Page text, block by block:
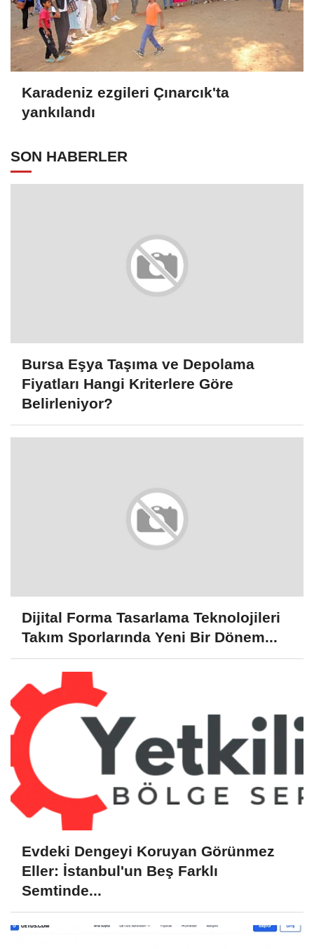
Karadeniz ezgileri Çınarcık'ta
yankılandı
SON HABERLER
Bursa Eşya Taşıma ve Depolama
Fiyatları Hangi Kriterlere Göre
Belirleniyor?
Dijital Forma Tasarlama Teknolojileri
Takım Sporlarında Yeni Bir Dönem...
Evdeki Dengeyi Koruyan Görünmez
Eller: İstanbul'un Beş Farklı
Semtinde...